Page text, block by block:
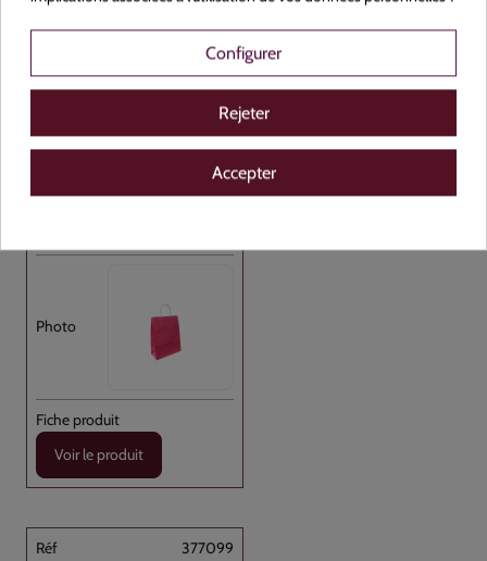
Sac Cabas Avec Anses Torsadées Rose [...]
NON
Rose
320+140x410
Voir le produit
377099
Configurer
Rejeter
Accepter